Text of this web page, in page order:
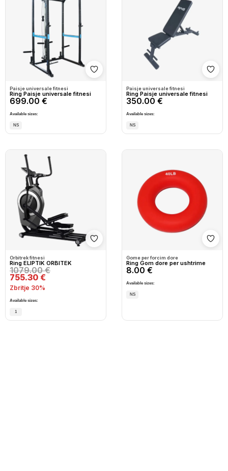
Shto në wishlist
Paisje universale fitnesi
Ring Paisje universale fitnesi
699.00 €
Available sizes:
NS
Paisje universale fitnesi
Ring Paisje universale fitnesi
350.00 €
Available sizes:
NS
Shto në wishlist
Orbitrek fitnesi
Ring ELIPTIK ORBITEK
1079.00 €
755.30 €
Zbritje 30%
Available sizes:
1
Gome per forcim dore
Ring Gom dore per ushtrime
8.00 €
Available sizes:
NS